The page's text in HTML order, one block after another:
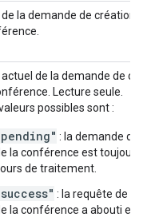
de la demande de création
actuel de la demande de
Lecture seule.
possibles sont :
: la demande de
la conférence est toujours
de traitement.
: la requête de
la conférence a abouti et